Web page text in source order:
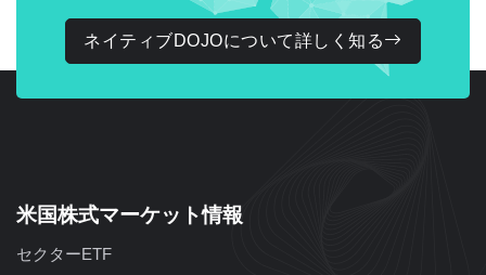
ネイティブDOJOについて詳しく知る
米国株式マーケット情報
セクターETF